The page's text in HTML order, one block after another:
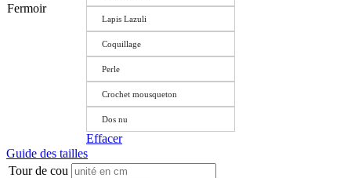
Fermoir
Lapis Lazuli
Coquillage
Perle
Crochet mousqueton
Dos nu
Effacer
Guide des tailles
Tour de cou